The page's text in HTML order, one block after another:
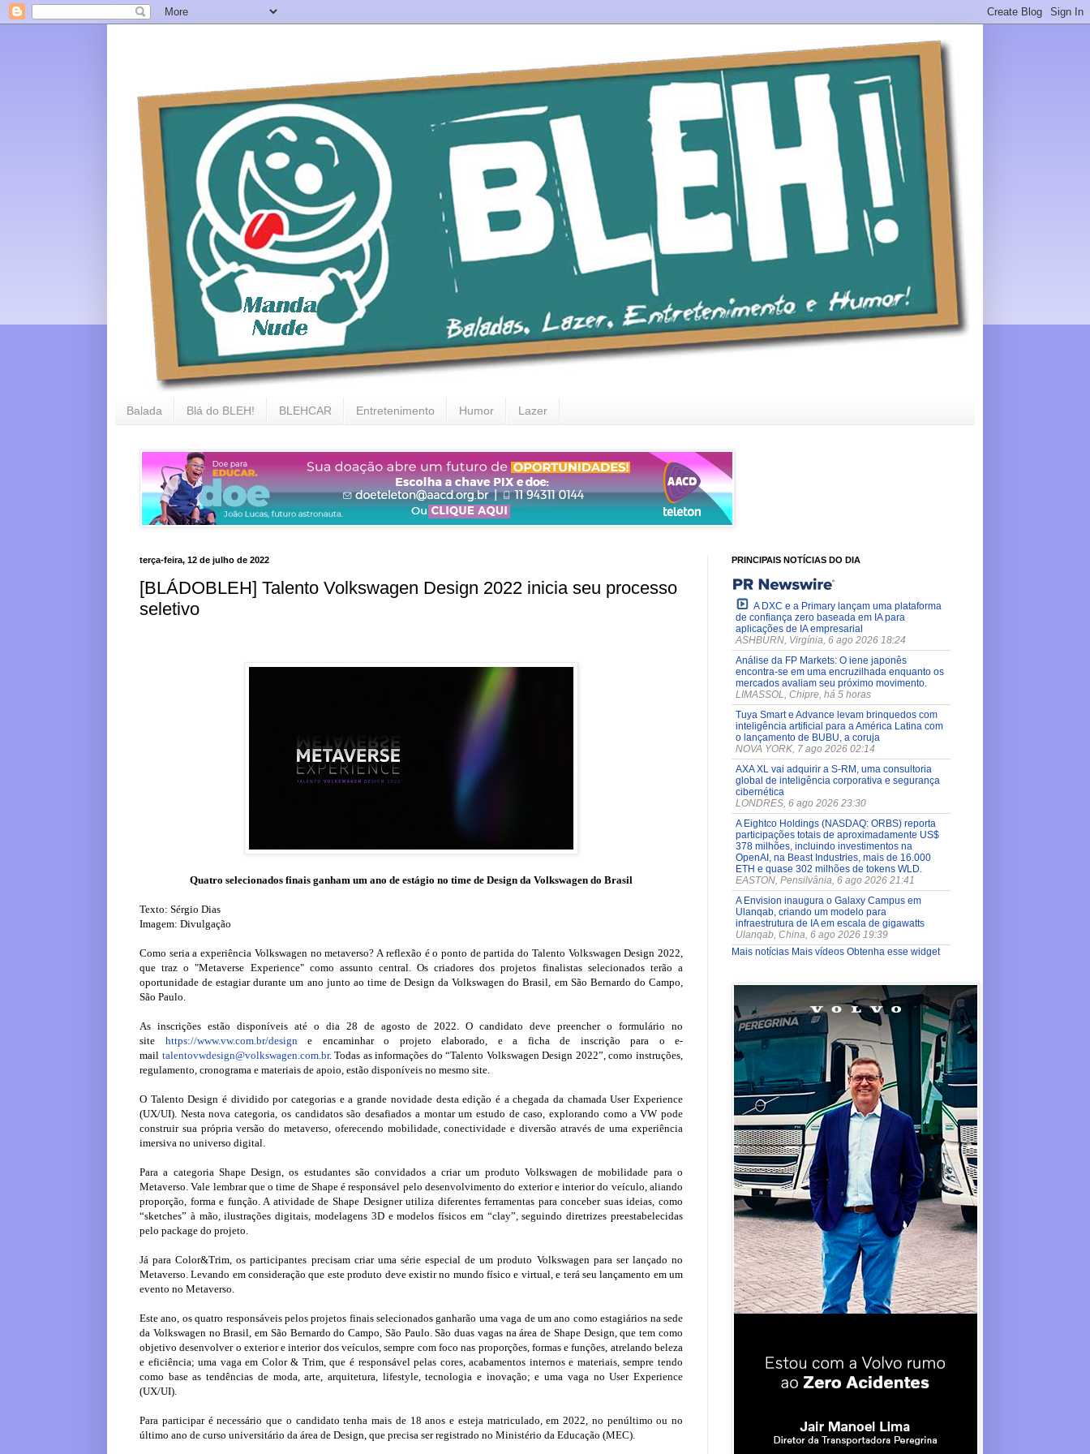
Balada Blá do BLEH! BLEHCAR Entretenimento Humor Lazer
terça-feira, 12 de julho de 2022
[BLÁDOBLEH] Talento Volkswagen Design 2022 inicia seu processo
seletivo
Quatro selecionados finais ganham um ano de estágio no time de Design da Volkswagen do Brasil
Texto: Sérgio Dias
Imagem: Divulgação
Como seria a experiência Volkswagen no metaverso? A reflexão é o ponto de partida do Talento Volkswagen Design 2022,
que traz o "Metaverse Experience" como assunto central. Os criadores dos projetos finalistas selecionados terão a
oportunidade de estagiar durante um ano junto ao time de Design da Volkswagen do Brasil, em São Bernardo do Campo,
São Paulo.
As inscrições estão disponíveis até o dia 28 de agosto de 2022. O candidato deve preencher o formulário no
site https://www.vw.com.br/designe encaminhar o projeto elaborado, e a ficha de inscrição para o e-
mail talentovwdesign@volkswagen.com.br. Todas as informações do “Talento Volkswagen Design 2022”, como instruções,
regulamento, cronograma e materiais de apoio, estão disponíveis no mesmo site.
O Talento Design é dividido por categorias e a grande novidade desta edição é a chegada da chamada User Experience
(UX/UI). Nesta nova categoria, os candidatos são desafiados a montar um estudo de caso, explorando como a VW pode
construir sua própria versão do metaverso, oferecendo mobilidade, conectividade e diversão através de uma experiência
imersiva no universo digital.
Para a categoria Shape Design, os estudantes são convidados a criar um produto Volkswagen de mobilidade para o
Metaverso. Vale lembrar que o time de Shape é responsável pelo desenvolvimento do exterior e interior do veículo, aliando
proporção, forma e função. A atividade de Shape Designer utiliza diferentes ferramentas para conceber suas ideias, como
“sketches” à mão, ilustrações digitais, modelagens 3D e modelos físicos em “clay”, seguindo diretrizes preestabelecidas
pelo package do projeto.
Já para Color&Trim, os participantes precisam criar uma série especial de um produto Volkswagen para ser lançado no
Metaverso. Levando em consideração que este produto deve existir no mundo físico e virtual, e terá seu lançamento em um
evento no Metaverso.
Este ano, os quatro responsáveis pelos projetos finais selecionados ganharão uma vaga de um ano como estagiários na sede
da Volkswagen no Brasil, em São Bernardo do Campo, São Paulo. São duas vagas na área de Shape Design, que tem como
objetivo desenvolver o exterior e interior dos veículos, sempre com foco nas proporções, formas e funções, atrelando beleza
e eficiência; uma vaga em Color & Trim, que é responsável pelas cores, acabamentos internos e materiais, sempre tendo
como base as tendências de moda, arte, arquitetura, lifestyle, tecnologia e inovação; e uma vaga no User Experience
(UX/UI).
Para participar é necessário que o candidato tenha mais de 18 anos e esteja matriculado, em 2022, no penúltimo ou no
último ano de curso universitário da área de Design, que precisa ser registrado no Ministério da Educação (MEC).
PRINCIPAIS NOTÍCIAS DO DIA
A DXC e a Primary lançam uma plataforma
de confiança zero baseada em IA para
aplicações de IA empresarial
ASHBURN, Virgínia, 6 ago 2026 18:24
Análise da FP Markets: O iene japonês
encontra-se em uma encruzilhada enquanto os
mercados avaliam seu próximo movimento.
LIMASSOL, Chipre, há 5 horas
Tuya Smart e Advance levam brinquedos com
inteligência artificial para a América Latina com
o lançamento de BUBU, a coruja
NOVA YORK, 7 ago 2026 02:14
AXA XL vai adquirir a S-RM, uma consultoria
global de inteligência corporativa e segurança
cibernética
LONDRES, 6 ago 2026 23:30
A Eightco Holdings (NASDAQ: ORBS) reporta
participações totais de aproximadamente US$
378 milhões, incluindo investimentos na
OpenAI, na Beast Industries, mais de 16.000
ETH e quase 302 milhões de tokens WLD.
EASTON, Pensilvânia, 6 ago 2026 21:41
A Envision inaugura o Galaxy Campus em
Ulanqab, criando um modelo para
infraestrutura de IA em escala de gigawatts
Ulanqab, China, 6 ago 2026 19:39
Mais notícias Mais vídeos Obtenha esse widget